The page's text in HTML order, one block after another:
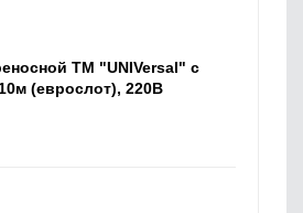
ТМ "UNIVersal" c
(еврослот), 220В